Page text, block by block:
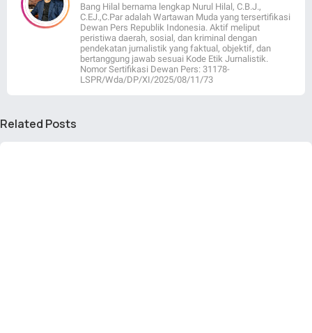
Bang Hilal bernama lengkap Nurul Hilal, C.B.J.,
C.EJ.,C.Par adalah Wartawan Muda yang tersertifikasi
Dewan Pers Republik Indonesia. Aktif meliput
peristiwa daerah, sosial, dan kriminal dengan
pendekatan jurnalistik yang faktual, objektif, dan
bertanggung jawab sesuai Kode Etik Jurnalistik.
Nomor Sertifikasi Dewan Pers: 31178-
LSPR/Wda/DP/XI/2025/08/11/73
Related Posts